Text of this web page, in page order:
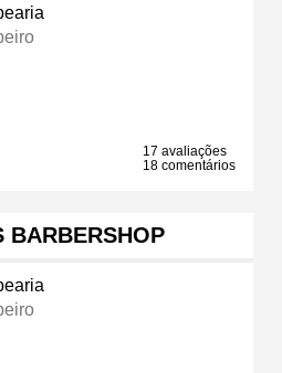
17 avaliações
18 comentários
BARBERSHOP